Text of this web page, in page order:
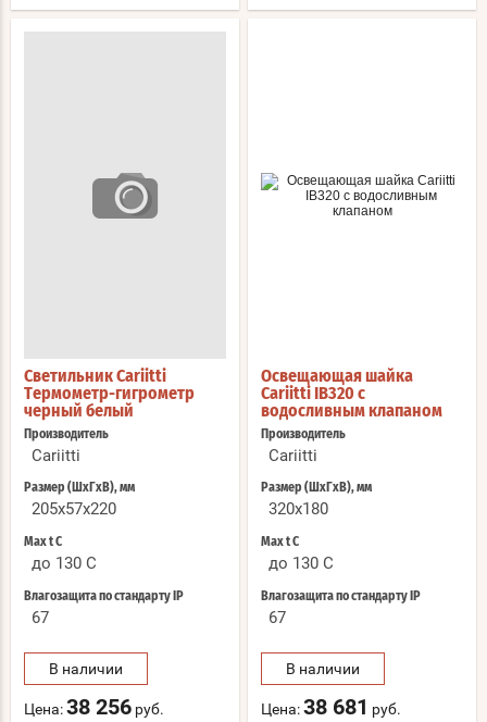
Светильник Cariitti
Термометр-гигрометр
черный белый
Производитель
Cariitti
Размер (ШхГхВ), мм
205x57x220
Max t С
до 130 C
Влагозащита по стандарту IP
67
В наличии
Цена:38 256 руб.
Освещающая шайка
Cariitti IB320 с
водосливным клапаном
Производитель
Cariitti
Размер (ШхГхВ), мм
320x180
Max t С
до 130 C
Влагозащита по стандарту IP
67
В наличии
Цена:38 681 руб.